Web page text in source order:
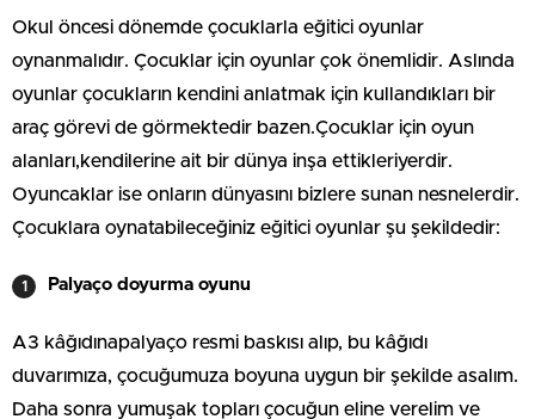
Okul öncesi dönemde çocuklarla eğitici oyunlar
oynanmalıdır. Çocuklar için oyunlar çok önemlidir. Aslında
oyunlar çocukların kendini anlatmak için kullandıkları bir
araç görevi de görmektedir bazen.Çocuklar için oyun
alanları,kendilerine ait bir dünya inşa ettikleriyerdir.
Oyuncaklar ise onların dünyasını bizlere sunan nesnelerdir.
Çocuklara oynatabileceğiniz eğitici oyunlar şu şekildedir:
Palyaço doyurma oyunu
A3 kâğıdınapalyaço resmi baskısı alıp, bu kâğıdı
duvarımıza, çocuğumuza boyuna uygun bir şekilde asalım.
Daha sonra yumuşak topları çocuğun eline verelim ve